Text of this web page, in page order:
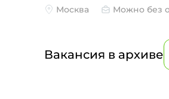
Москва Можно без
Вакансия в архиве